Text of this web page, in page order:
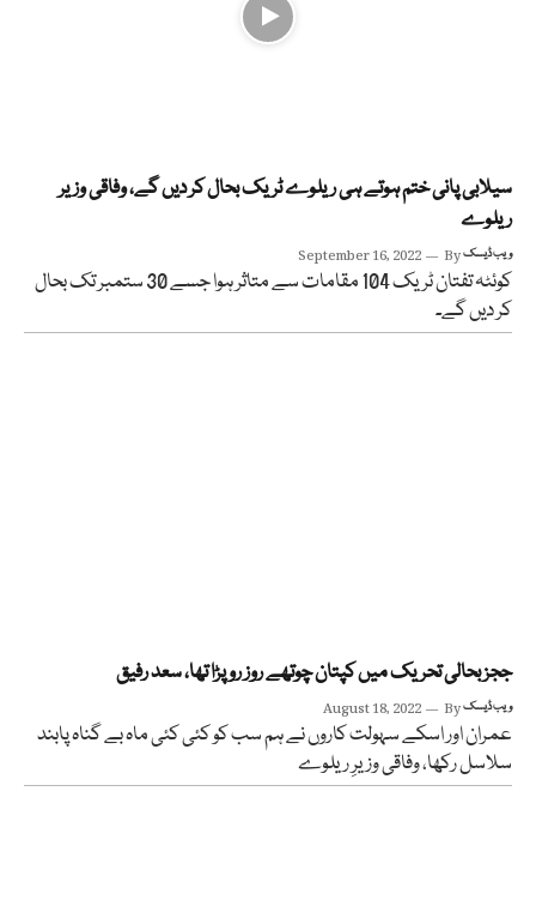
سیلابی پانی ختم ہوتے ہی ریلوے ٹریک بحال کر دیں گے، وفاقی وزیر
ریلوے
September 16, 2022 Byویب ڈیسک
کوئٹہ تفتان ٹریک 104 مقامات سے متاثر ہوا جسے 30 ستمبر تک بحال
کر دیں گے۔
ججز بحالی تحریک میں کپتان چوتھے روز رو پڑا تھا، سعد رفیق
August 18, 2022 Byویب ڈیسک
عمران اور اسکے سہولت کاروں نے ہم سب کو کئی کئی ماہ بے گناہ پابند
سلاسل رکھا، وفاقی وزیرِ ریلوے